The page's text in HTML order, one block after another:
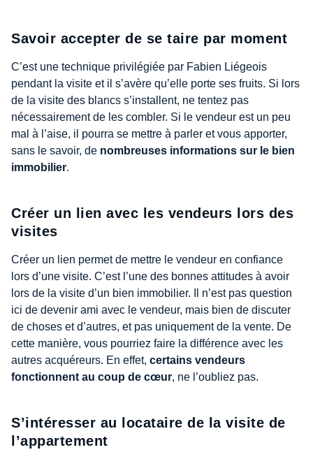
Savoir accepter de se taire par moment
C’est une technique privilégiée par Fabien Liégeois
pendant la visite et il s’avère qu’elle porte ses fruits. Si lors
de la visite des blancs s’installent, ne tentez pas
nécessairement de les combler. Si le vendeur est un peu
mal à l’aise, il pourra se mettre à parler et vous apporter,
sans le savoir, de nombreuses informations sur le bien
immobilier.
Créer un lien avec les vendeurs lors des
visites
Créer un lien permet de mettre le vendeur en confiance
lors d’une visite. C’est l’une des bonnes attitudes à avoir
lors de la visite d’un bien immobilier. Il n’est pas question
ici de devenir ami avec le vendeur, mais bien de discuter
de choses et d’autres, et pas uniquement de la vente. De
cette manière, vous pourriez faire la différence avec les
autres acquéreurs. En effet, certains vendeurs
fonctionnent au coup de cœur, ne l’oubliez pas.
S’intéresser au locataire de la visite de
l’appartement